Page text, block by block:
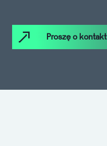
Proszę o kontakt